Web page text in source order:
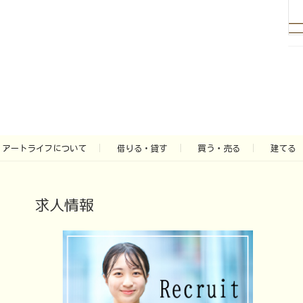
アートライフについて 借りる・貸す 買う・売る 建てる
求人情報